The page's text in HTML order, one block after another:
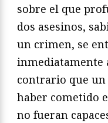
sobre el que
dos asesinos,
un crimen, se
inmediatamente
contrario que un
haber cometido
no fueran